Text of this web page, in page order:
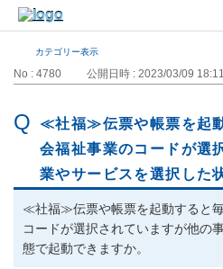
カテゴリー表示
No : 4780 公開日時 : 2023/03/09 18:11
≪社福≫伝票や帳票を起
会福祉事業のコードが選
業やサービスを選択した
≪社福≫伝票や帳票を起動すると
コードが選択されていますが他の
態で起動できますか。